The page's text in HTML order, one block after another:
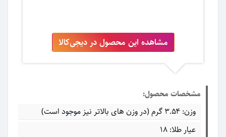
مشاهده این محصول در دیجی‌کالا
مشخصات محصول:
وزن: ۳.۵۴ گرم (در وزن های بالاتر نیز موجود است)
عیار طلا: ۱۸